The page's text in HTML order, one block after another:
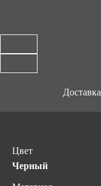
Доставка
Цвет
Черный